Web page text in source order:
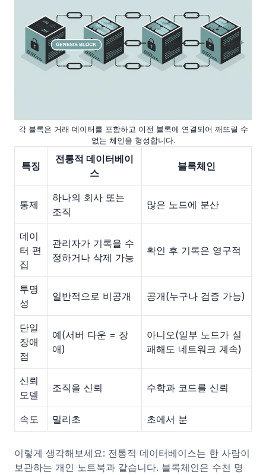
각 블록은 거래 데이터를 포함하고 이전 블록에 연결되어 깨뜨릴 수
없는 체인을 형성합니다.
특징
전통적 데이터베이
스
블록체인
통제
하나의 회사 또는
조직
많은 노드에 분산
데이
터 편
집
관리자가 기록을 수
정하거나 삭제 가능
확인 후 기록은 영구적
투명
성
일반적으로 비공개 공개(누구나 검증 가능)
단일
장애
점
예(서버 다운 = 장
애)
아니오(일부 노드가 실
패해도 네트워크 계속)
신뢰
모델
조직을 신뢰 수학과 코드를 신뢰
속도 밀리초 초에서 분
이렇게 생각해보세요: 전통적 데이터베이스는 한 사람이
보관하는 개인 노트북과 같습니다. 블록체인은 수천 명